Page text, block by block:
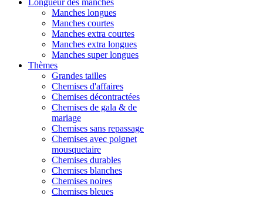
Longueur des manches
Manches longues
Manches courtes
Manches extra courtes
Manches extra longues
Manches super longues
Thèmes
Grandes tailles
Chemises d'affaires
Chemises décontractées
Chemises de gala & de
mariage
Chemises sans repassage
Chemises avec poignet
mousquetaire
Chemises durables
Chemises blanches
Chemises noires
Chemises bleues